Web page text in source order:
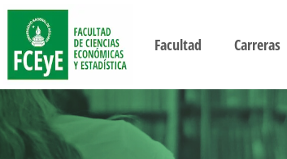
Facultad Carreras